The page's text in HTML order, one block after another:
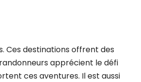
Ces destinations offrent des
apprécient le défi
ces aventures. Il est aussi